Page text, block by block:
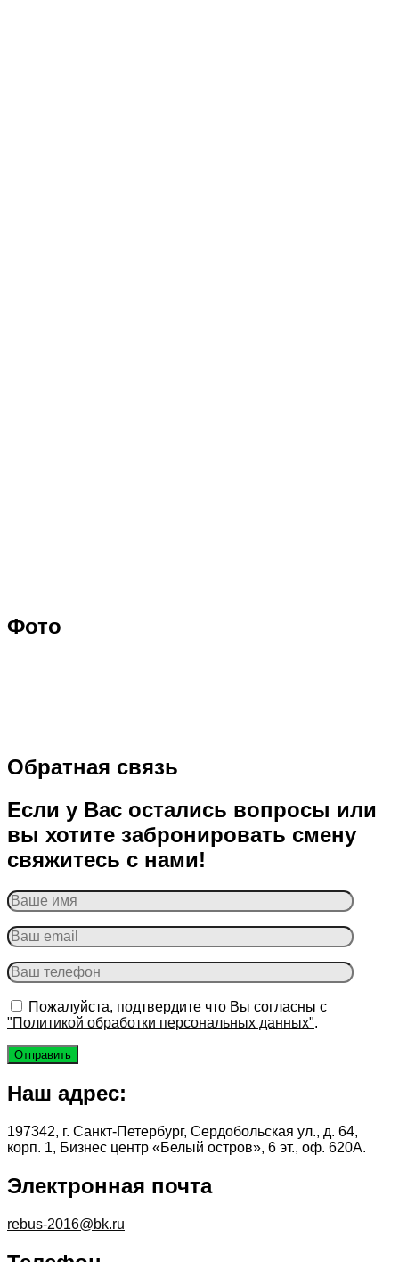
Фото
Обратная связь
Если у Вас остались вопросы или
вы хотите забронировать смену
свяжитесь с нами!
Пожалуйста, подтвердите что Вы согласны с
"Политикой обработки персональных данных".
Наш адрес:
197342, г. Санкт-Петербург, Сердобольская ул., д. 64,
корп. 1, Бизнес центр «Белый остров», 6 эт., оф. 620А.
Электронная почта
rebus-2016@bk.ru